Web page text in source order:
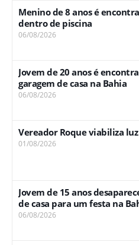
Menino de 8 anos é
dentro de piscina
06/08/2026
Jovem de 20 anos é
garagem de casa na Bahia
06/08/2026
Vereador Roque viabiliza
01/08/2026
Jovem de 15 anos
de casa para um festa na
06/08/2026